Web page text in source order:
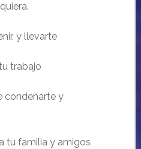
y llevarte
trabajo
condenarte y
tu familia y amigos